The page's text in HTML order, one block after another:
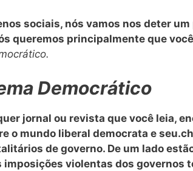
sociais, nós vamos nos deter
queremos principalmente que
Democrático
jornal ou revista que você leia,
o mundo liberal democrata e
de governo. De um lado
imposições violentas dos governos